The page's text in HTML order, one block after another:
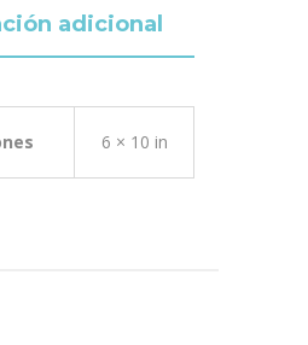
adicional
6 × 10 in